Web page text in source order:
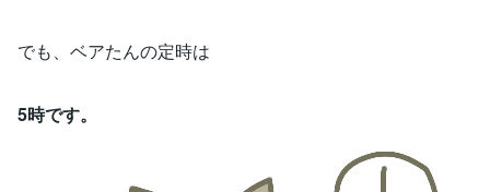
でも、ベアたんの定時は
5時です。